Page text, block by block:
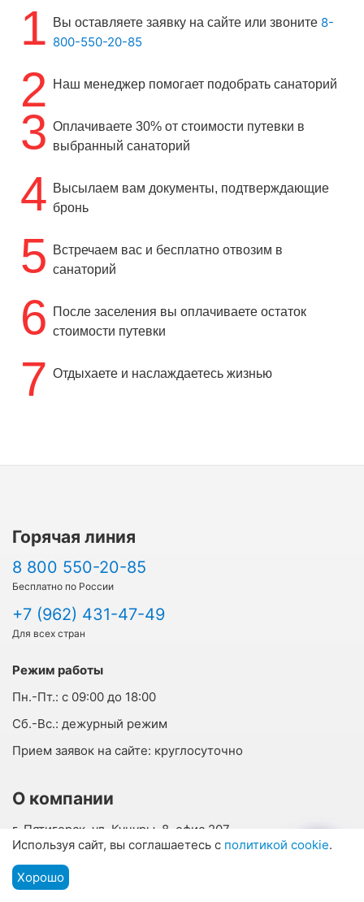
1 Вы оставляете заявку на сайте или звоните 8-
800-550-20-85
2 Наш менеджер помогает подобрать санаторий
3 Оплачиваете 30% от стоимости путевки в
выбранный санаторий
4 Высылаем вам документы, подтверждающие
бронь
5
Встречаем вас и бесплатно отвозим в
санаторий
6
После заселения вы оплачиваете остаток
стоимости путевки
7 Отдыхаете и наслаждаетесь жизнью
Горячая линия
8 800 550-20-85
Бесплатно по России
+7 (962) 431-47-49
Для всех стран
Режим работы
Пн.-Пт.: с 09:00 до 18:00
Cб.-Вс.: дежурный режим
Прием заявок на сайте: круглосуточно
О компании
г. Пятигорск, ул. Кучуры, 8, офис 207
г. Кисловодск, ул. Горького, 29, офис 23
info@vsesanatorii.ru
О насМеню
Используя сайт, вы соглашаетесь с политикой cookie.
Хорошо